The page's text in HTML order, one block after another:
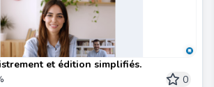
et édition simplifiés.
0